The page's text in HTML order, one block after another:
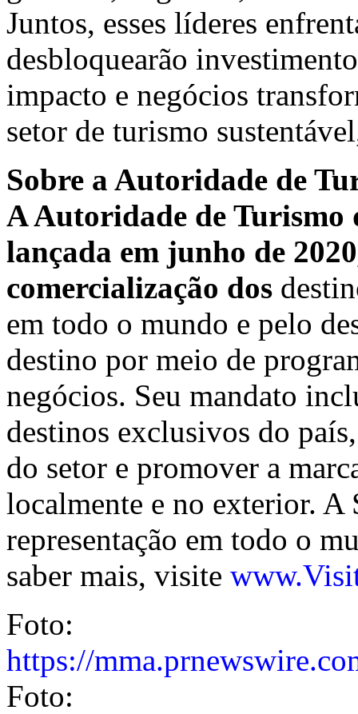
Juntos, esses líderes
desbloquearão
impacto e negócios
setor de turismo
Sobre a Autoridade de
A Autoridade de
lançada em junho de
comercialização dos
em todo o mundo e pelo
destino por meio de
negócios. Seu mandato
destinos exclusivos do
do setor e promover a
localmente e no exterior. A
representação em todo o
saber mais, visite
Foto:
https://
Foto: